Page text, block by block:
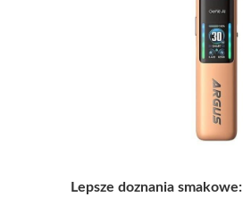
Lepsze doznania smakowe: